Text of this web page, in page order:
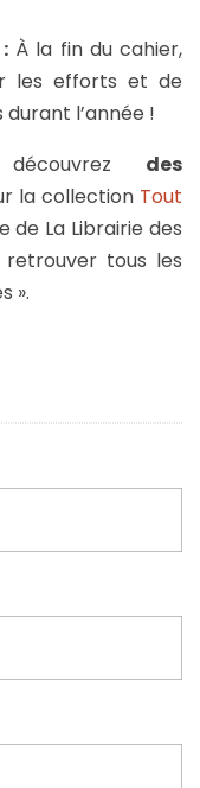
À la fin du cahier,
les efforts et de
l’année !
des
la collection Tout
de La Librairie des
retrouver tous les
».